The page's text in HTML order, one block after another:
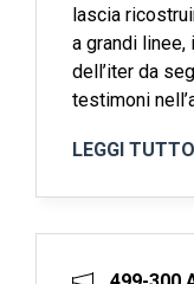
lascia
a grandi
dell’iter da
testimoni
LEGGI TUTTO